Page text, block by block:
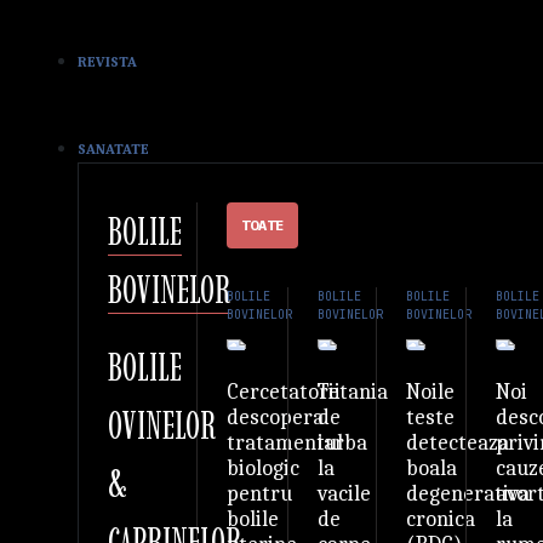
REVISTA
SANATATE
BOLILE
BOVINELOR
BOLILE
OVINELOR
&
TOATE
BOLILE
BOVINELOR
Cercetatorii
descopera
tratamentul
biologic
pentru
bolile
BOLILE
BOVINELOR
Tetania
de
iarba
la
vacile
de
BOLILE
BOVINELOR
Noile
teste
detecteaza
boala
degenerativa
cronica
BOLILE
Noi
la